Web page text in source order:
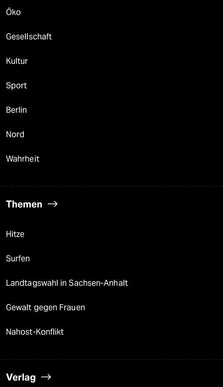
Öko
Gesellschaft
Kultur
Sport
Berlin
Nord
Wahrheit
Themen
Hitze
Surfen
Landtagswahl in Sachsen-Anhalt
Gewalt gegen Frauen
Nahost-Konflikt
Verlag